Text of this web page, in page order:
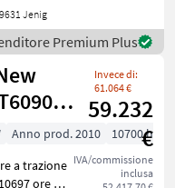
ancora in
CV+ spinta
9631 Jenig
Premium Plus
e
Invece di:
61.064 €
59.232
€
IVA/commissione
inclusa
Anno prod. 2010
10700 h
ore di